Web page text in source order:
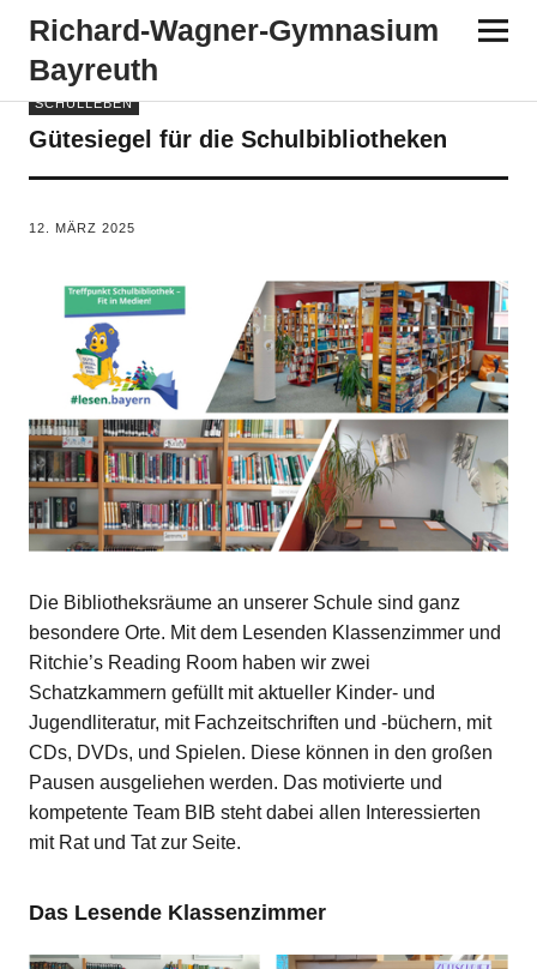
Richard-​​Wagner-​​Gymnasium
Bayreuth
SCHULLEBEN
Gütesiegel für die Schulbibliotheken
12. MÄRZ 2025
Die Bibliotheksräume an unserer Schule sind ganz
besondere Orte. Mit dem Lesenden Klassenzimmer und
Ritchie’s Reading Room haben wir zwei
Schatzkammern gefüllt mit aktueller Kinder- und
Jugendliteratur, mit Fachzeitschriften und -büchern, mit
CDs, DVDs, und Spielen. Diese können in den großen
Pausen ausgeliehen werden. Das motivierte und
kompetente Team BIB steht dabei allen Interessierten
mit Rat und Tat zur Seite.
Das Lesende Klassenzimmer